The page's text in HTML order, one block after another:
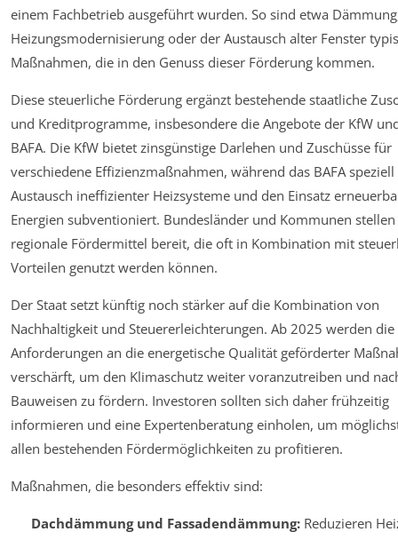
einem Fachbetrieb ausgeführt wurden. So sind etwa
Heizungsmodernisierung oder der Austausch alter Fenster
Maßnahmen, die in den Genuss dieser Förderung kommen.
Diese steuerliche Förderung ergänzt bestehende staatliche
und Kreditprogramme, insbesondere die Angebote der KfW
BAFA. Die KfW bietet zinsgünstige Darlehen und Zuschüsse für
verschiedene Effizienzmaßnahmen, während das BAFA
Austausch ineffizienter Heizsysteme und den Einsatz
Energien subventioniert. Bundesländer und Kommunen
regionale Fördermittel bereit, die oft in Kombination mit
Vorteilen genutzt werden können.
Der Staat setzt künftig noch stärker auf die Kombination von
Nachhaltigkeit und Steuererleichterungen. Ab 2025 werden die
Anforderungen an die energetische Qualität geförderter
verschärft, um den Klimaschutz weiter voranzutreiben und
Bauweisen zu fördern. Investoren sollten sich daher frühzeitig
informieren und eine Expertenberatung einholen, um
allen bestehenden Fördermöglichkeiten zu profitieren.
Maßnahmen, die besonders effektiv sind:
Dachdämmung und Fassadendämmung:Reduzieren